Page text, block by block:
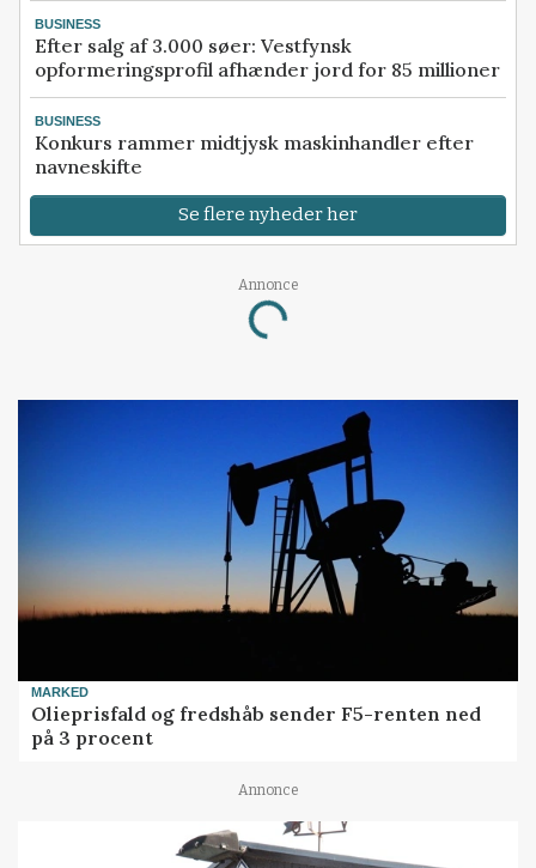
BUSINESS
Efter salg af 3.000 søer: Vestfynsk
opformeringsprofil afhænder jord for 85 millioner
BUSINESS
Konkurs rammer midtjysk maskinhandler efter
navneskifte
Se flere nyheder her
Annonce
Loading...
MARKED
Olieprisfald og fredshåb sender F5-renten ned
på 3 procent
Annonce